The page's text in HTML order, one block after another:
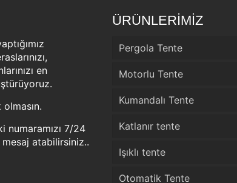
en
numaramızı 7/24
atabilirsiniz..
ÜRÜNLERİMİZ
Pergola Tente
Motorlu Tente
Kumandalı Tente
Katlanır tente
Işıklı tente
Otomatik Tente